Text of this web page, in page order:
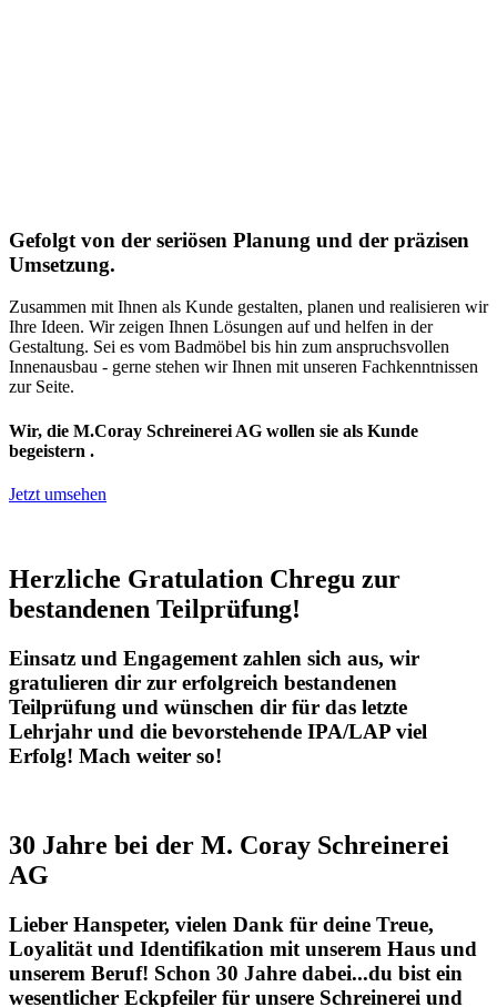
Gefolgt von der seriösen Planung und der präzisen
Umsetzung.
Zusammen mit Ihnen als Kunde gestalten, planen und realisieren wir
Ihre Ideen. Wir zeigen Ihnen Lösungen auf und helfen in der
Gestaltung. Sei es vom Badmöbel bis hin zum anspruchsvollen
Innenausbau - gerne stehen wir Ihnen mit unseren Fachkenntnissen
zur Seite.
Wir, die M.Coray Schreinerei AG wollen sie als Kunde
begeistern .
Jetzt umsehen
Herzliche Gratulation Chregu zur
bestandenen Teilprüfung!
Einsatz und Engagement zahlen sich aus, wir
gratulieren dir zur erfolgreich bestandenen
Teilprüfung und wünschen dir für das letzte
Lehrjahr und die bevorstehende IPA/LAP viel
Erfolg! Mach weiter so!
30 Jahre bei der M. Coray Schreinerei
AG
Lieber Hanspeter, vielen Dank für deine Treue,
Loyalität und Identifikation mit unserem Haus und
unserem Beruf! Schon 30 Jahre dabei...du bist ein
wesentlicher Eckpfeiler für unsere Schreinerei und